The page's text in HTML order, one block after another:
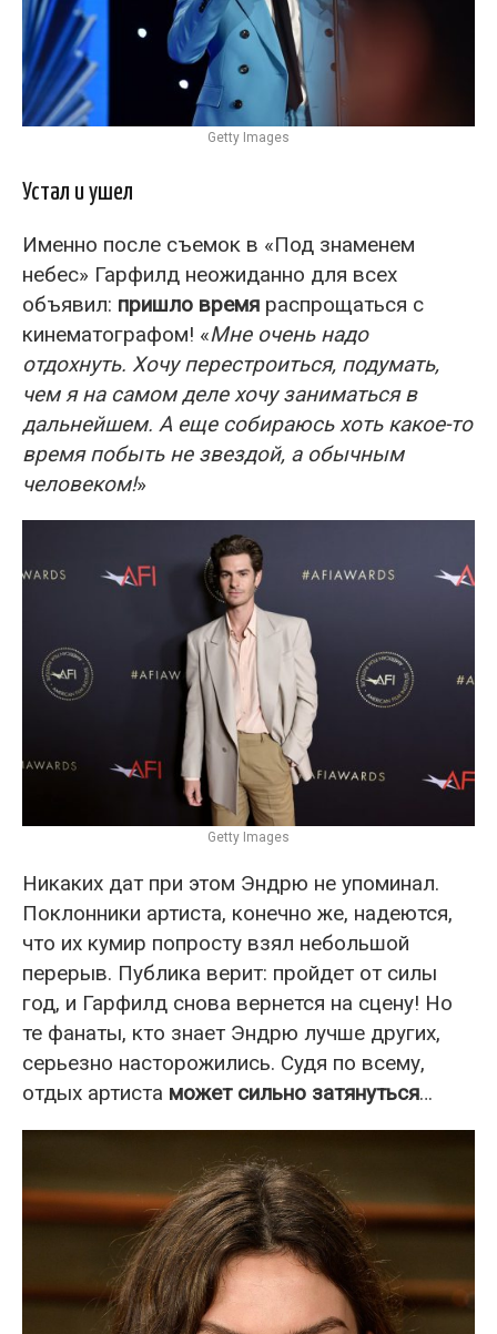
Getty Images
Устал и ушел
Именно после съемок в «Под знаменем
небес» Гарфилд неожиданно для всех
объявил: пришло время распрощаться с
кинематографом! «Мне очень надо
отдохнуть. Хочу перестроиться, подумать,
чем я на самом деле хочу заниматься в
дальнейшем. А еще собираюсь хоть какое-то
время побыть не звездой, а обычным
человеком!»
Getty Images
Никаких дат при этом Эндрю не упоминал.
Поклонники артиста, конечно же, надеются,
что их кумир попросту взял небольшой
перерыв. Публика верит: пройдет от силы
год, и Гарфилд снова вернется на сцену! Но
те фанаты, кто знает Эндрю лучше других,
серьезно насторожились. Судя по всему,
отдых артиста может сильно затянуться…